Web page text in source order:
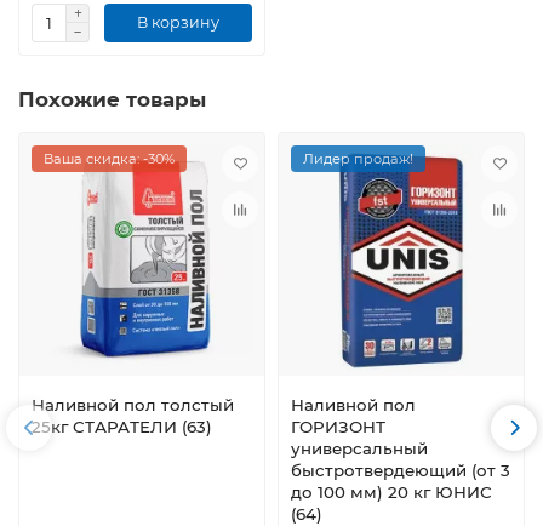
В корзину
Похожие товары
Ваша скидка: -30%
Наливной пол толстый
25кг СТАРАТЕЛИ (63)
Лидер продаж!
Наливной пол
ГОРИЗОНТ
универсальный
быстротвердеющий (от 3
до 100 мм) 20 кг ЮНИС
(64)